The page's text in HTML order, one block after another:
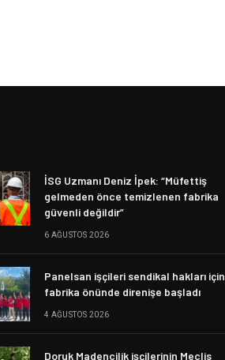
İSG Uzmanı Deniz İpek: “Müfettiş
gelmeden önce temizlenen fabrika
güvenli değildir”
6 AĞUSTOS 2026
Panelsan işçileri sendikal hakları için
fabrika önünde direnişe başladı
4 AĞUSTOS 2026
Doruk Madencilik işçilerinin Meclis